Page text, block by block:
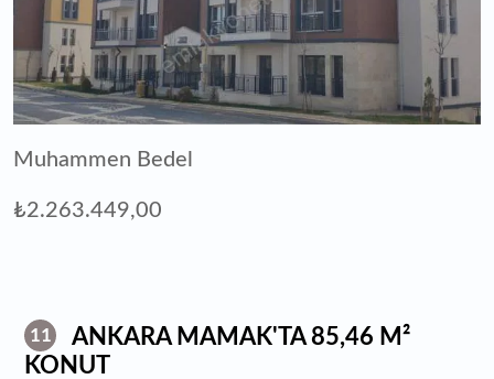
Muhammen Bedel
₺2.263.449,00
11
ANKARA MAMAK'TA 85,46 M²
KONUT